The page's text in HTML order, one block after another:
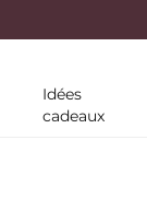
Idées
cadeaux